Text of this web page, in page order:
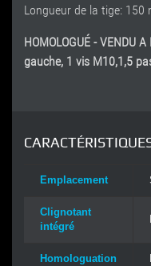
Longueur de la tige: 150
HOMOLOGUÉ - VENDU
gauche, 1 vis M10,1,5
Emplacement
Clignotant
intégré
Homologuation